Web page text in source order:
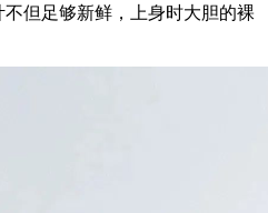
但足够新鲜，上身时大胆的裸